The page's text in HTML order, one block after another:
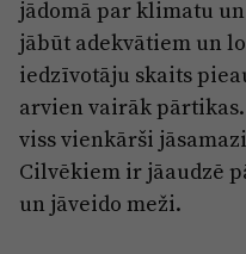
jādomā par klimatu
jābūt adekvātiem un
iedzīvotāju skaits
arvien vairāk
viss vienkārši
Cilvēkiem ir jāaudzē
un jāveido meži.